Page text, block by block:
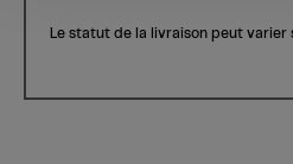
Le statut de la livraison peut varier